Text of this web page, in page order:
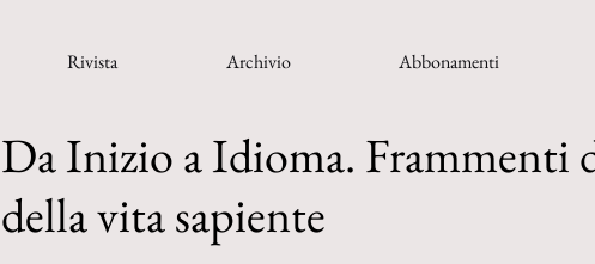
Rivista Archivio Abbonamenti
Da Inizio a Idioma. Frammenti
della vita sapiente